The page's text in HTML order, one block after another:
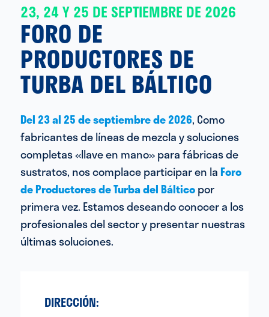
23, 24 Y 25 DE SEPTIEMBRE DE 2026
FORO DE
PRODUCTORES DE
TURBA DEL BÁLTICO
Del 23 al 25 de septiembre de 2026, Como
fabricantes de líneas de mezcla y soluciones
completas «llave en mano» para fábricas de
sustratos, nos complace participar en laForo
de Productores de Turba del Bálticopor
primera vez. Estamos deseando conocer a los
profesionales del sector y presentar nuestras
últimas soluciones.
DIRECCIÓN: